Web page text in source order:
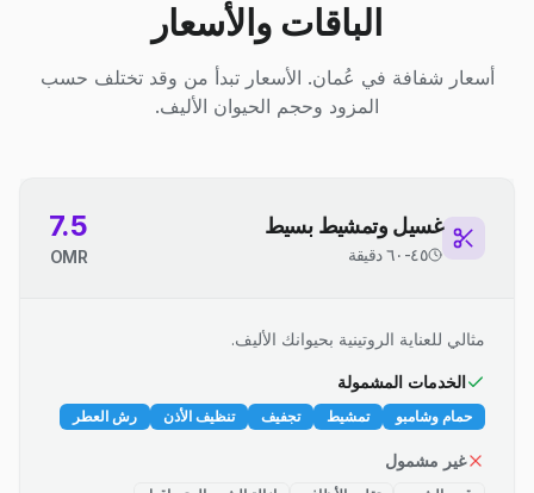
الباقات والأسعار
أسعار شفافة في عُمان. الأسعار تبدأ من وقد تختلف حسب
المزود وحجم الحيوان الأليف.
غسيل وتمشيط بسيط
٤٥-٦٠ دقيقة
7.5
OMR
مثالي للعناية الروتينية بحيوانك الأليف.
الخدمات المشمولة
حمام وشامبو تمشيط تجفيف تنظيف الأذن رش العطر
غير مشمول